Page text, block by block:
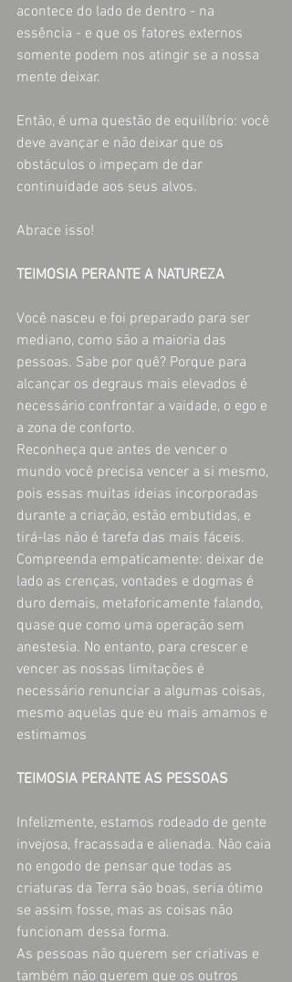
acontece do lado de dentro - na
essência - e que os fatores externos
somente podem nos atingir se a nossa
mente deixar.
Então, é uma questão de equilíbrio: você
deve avançar e não deixar que os
obstáculos o impeçam de dar
continuidade aos seus alvos.
Abrace isso!
TEIMOSIA PERANTE A NATUREZA
Você nasceu e foi preparado para ser
mediano, como são a maioria das
pessoas. Sabe por quê? Porque para
alcançar os degraus mais elevados é
necessário confrontar a vaidade, o ego e
a zona de conforto.
Reconheça que antes de vencer o
mundo você precisa vencer a si mesmo,
pois essas muitas ideias incorporadas
durante a criação, estão embutidas, e
tirá-las não é tarefa das mais fáceis.
Compreenda empaticamente: deixar de
lado as crenças, vontades e dogmas é
duro demais, metaforicamente falando,
quase que como uma operação sem
anestesia. No entanto, para crescer e
vencer as nossas limitações é
necessário renunciar a algumas coisas,
mesmo aquelas que eu mais amamos e
estimamos
TEIMOSIA PERANTE AS PESSOAS
Infelizmente, estamos rodeado de gente
invejosa, fracassada e alienada. Não caia
no engodo de pensar que todas as
criaturas da Terra são boas, seria ótimo
se assim fosse, mas as coisas não
funcionam dessa forma.
As pessoas não querem ser criativas e
também não querem que os outros